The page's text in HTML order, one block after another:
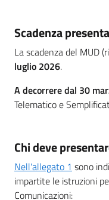
Scadenza
La scadenza del MUD
luglio 2026.
A decorrere dal 30
Telematico e
Chi deve
Nell'allegato 1 sono
impartite le istruzioni
Comunicazioni: